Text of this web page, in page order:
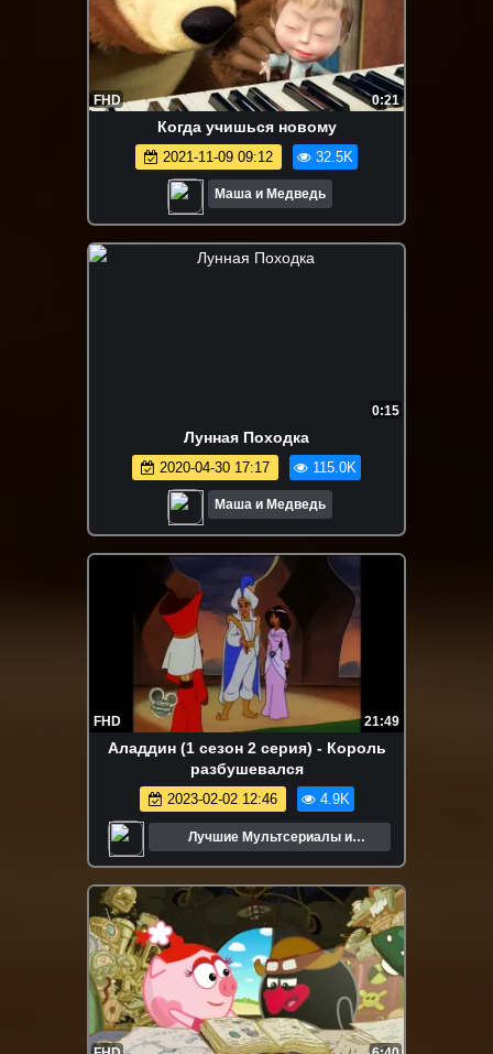
FHD 0:21
Когда учишься новому
2021-11-09 09:12 32.5K
Маша и Медведь
0:15
Лунная Походка
2020-04-30 17:17 115.0K
Маша и Медведь
FHD 21:49
Аладдин (1 сезон 2 серия) - Король
разбушевался
2023-02-02 12:46 4.9K
Лучшие Мультсериалы и
Мультфильмы